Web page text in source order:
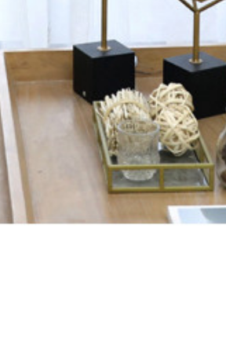
>Exquis ド
Exquis ドレ